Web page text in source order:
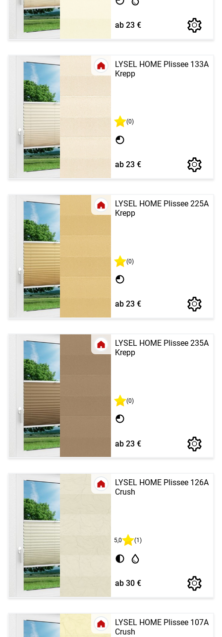
ab 23 €
LYSEL HOME Plissee 133A
Krepp
(0)
ab 23 €
LYSEL HOME Plissee 225A
Krepp
(0)
ab 23 €
LYSEL HOME Plissee 235A
Krepp
(0)
ab 23 €
LYSEL HOME Plissee 126A
Crush
5,0 (1)
ab 30 €
LYSEL HOME Plissee 107A
Crush